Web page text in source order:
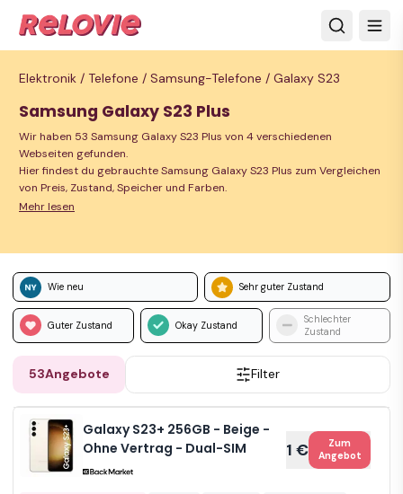
Elektronik / Telefone / Samsung-Telefone / Galaxy S23
Samsung Galaxy S23 Plus
Wir haben 53 Samsung Galaxy S23 Plus von 4 verschiedenen
Webseiten gefunden.
Hier findest du gebrauchte Samsung Galaxy S23 Plus zum Vergleichen
von Preis, Zustand, Speicher und Farben.
Mehr lesen
Wie neu Sehr guter Zustand
Guter Zustand Okay Zustand
Schlechter
Zustand
53Angebote Filter
Galaxy S23+ 256GB - Beige -
Ohne Vertrag - Dual-SIM
1 €
Zum
Angebot